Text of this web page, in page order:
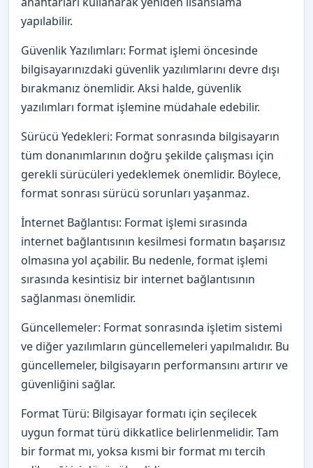
yapılabilir.
Güvenlik Yazılımları: Format işlemi öncesinde
bilgisayarınızdaki güvenlik yazılımlarını devre dışı
bırakmanız önemlidir. Aksi halde, güvenlik
yazılımları format işlemine müdahale edebilir.
Sürücü Yedekleri: Format sonrasında bilgisayarın
tüm donanımlarının doğru şekilde çalışması için
gerekli sürücüleri yedeklemek önemlidir. Böylece,
format sonrası sürücü sorunları yaşanmaz.
İnternet Bağlantısı: Format işlemi sırasında
internet bağlantısının kesilmesi formatın başarısız
olmasına yol açabilir. Bu nedenle, format işlemi
sırasında kesintisiz bir internet bağlantısının
sağlanması önemlidir.
Güncellemeler: Format sonrasında işletim sistemi
ve diğer yazılımların güncellemeleri yapılmalıdır. Bu
güncellemeler, bilgisayarın performansını artırır ve
güvenliğini sağlar.
Format Türü: Bilgisayar formatı için seçilecek
uygun format türü dikkatlice belirlenmelidir. Tam
bir format mı, yoksa kısmi bir format mı tercih